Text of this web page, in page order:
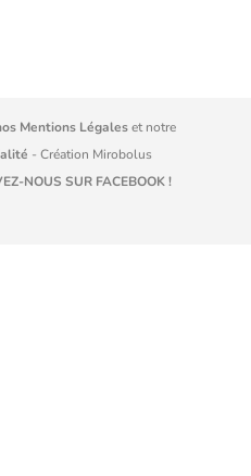
Mentions Légaleset notre
- Création Mirobolus
NOUS SUR FACEBOOK !